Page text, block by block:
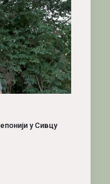
у Сивцу